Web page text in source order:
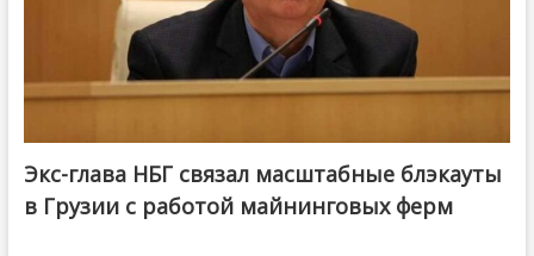
Экс-глава НБГ связал масштабные блэкауты
в Грузии с работой майнинговых ферм